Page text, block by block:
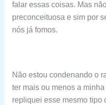
falar essas coisas. Mas
preconceituosa e sim por
nós já fomos.
Não estou condenando o
ter mais ou menos a
repliquei esse mesmo tipo